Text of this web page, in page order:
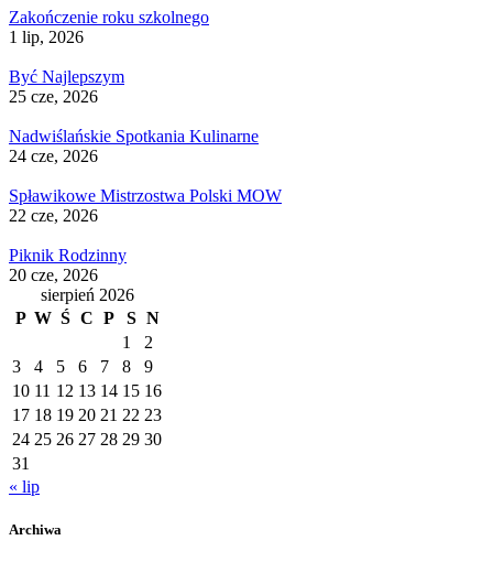
Zakończenie roku szkolnego
1 lip, 2026
Być Najlepszym
25 cze, 2026
Nadwiślańskie Spotkania Kulinarne
24 cze, 2026
Spławikowe Mistrzostwa Polski MOW
22 cze, 2026
Piknik Rodzinny
20 cze, 2026
sierpień 2026
P W Ś C P S N
1
2
3
4 5 6 7 8
9
10 11 12 13 14 15 16
17 18 19 20 21 22 23
24 25 26 27 28 29 30
31
« lip
Archiwa